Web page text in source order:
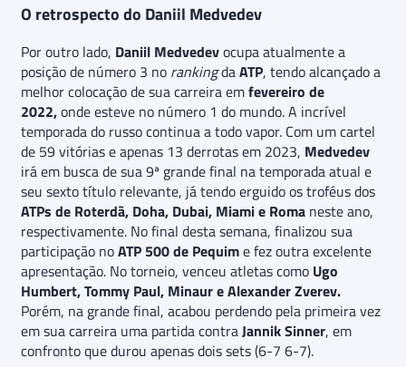
O retrospecto do Daniil Medvedev
Por outro lado, Daniil Medvedevocupa atualmente a
posição de número 3 no rankingdaATP, tendo alcançado a
melhor colocação de sua carreira emfevereiro de
2022,onde esteve no número 1 do mundo. A incrível
temporada do russo continua a todo vapor. Com um cartel
de 59 vitórias e apenas 13 derrotas em 2023, Medvedev
irá em busca de sua 9ª grande final na temporada atual e
seu sexto título relevante, já tendo erguido os troféus dos
ATPs de Roterdã, Doha, Dubai, Miami e Roma neste ano,
respectivamente. No final desta semana, finalizou sua
participação noATP 500 de Pequime fez outra excelente
apresentação. No torneio, venceu atletas como Ugo
Humbert, Tommy Paul, Minaur e Alexander Zverev.
Porém, na grande final, acabou perdendo pela primeira vez
em sua carreira uma partida contraJannik Sinner, em
confronto que durou apenas dois sets (6-7 6-7).